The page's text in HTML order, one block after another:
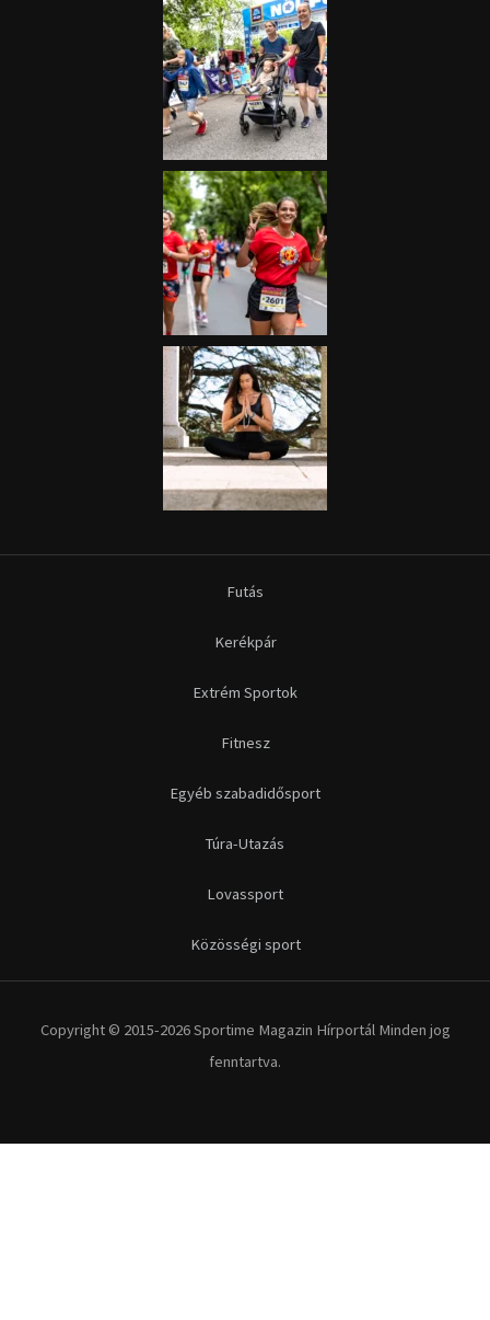
Futás
Kerékpár
Extrém Sportok
Fitnesz
Egyéb szabadidősport
Túra-Utazás
Lovassport
Közösségi sport
Copyright © 2015-2026 Sportime Magazin Hírportál Minden jog
fenntartva.